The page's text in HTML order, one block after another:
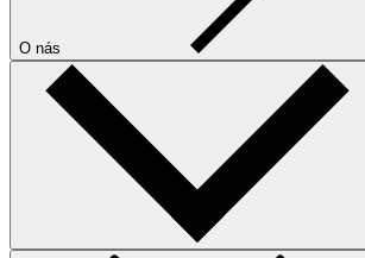
O nás